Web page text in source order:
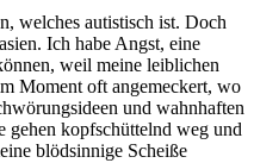
welches autistisch ist. Doch
Ich habe Angst, eine
weil meine leiblichen
Moment oft angemeckert, wo
und wahnhaften
gehen kopfschüttelnd weg und
blödsinnige Scheiße